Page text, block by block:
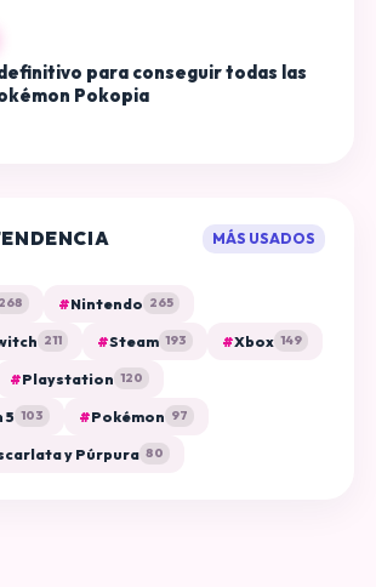
para conseguir todas las
Pokopia
MÁS USADOS
268 #Nintendo 265
211 #Steam 193 #Xbox 149
#Playstation 120
5 103 #Pokémon 97
y Púrpura 80